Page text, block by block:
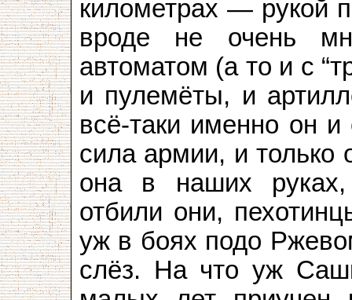
километрах —
вроде не очень
автоматом (а то и с
и пулемёты, и
всё-таки именно он
сила армии, и только
она в наших
отбили они,
уж в боях подо
слёз. На что уж